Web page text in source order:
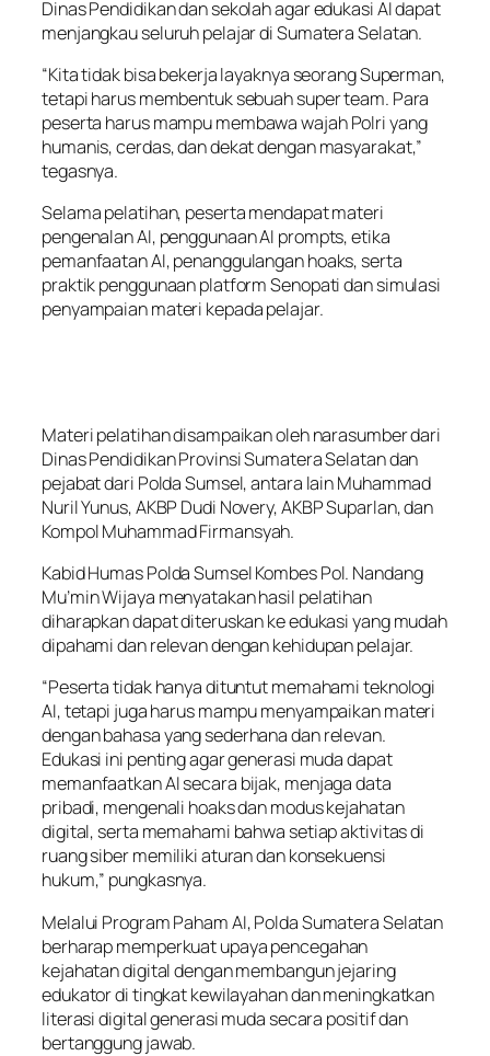
Dinas Pendidikan dan sekolah agar edukasi AI dapat
menjangkau seluruh pelajar di Sumatera Selatan.
“Kita tidak bisa bekerja layaknya seorang Superman,
tetapi harus membentuk sebuah super team. Para
peserta harus mampu membawa wajah Polri yang
humanis, cerdas, dan dekat dengan masyarakat,”
tegasnya.
Selama pelatihan, peserta mendapat materi
pengenalan AI, penggunaan AI prompts, etika
pemanfaatan AI, penanggulangan hoaks, serta
praktik penggunaan platform Senopati dan simulasi
penyampaian materi kepada pelajar.
Materi pelatihan disampaikan oleh narasumber dari
Dinas Pendidikan Provinsi Sumatera Selatan dan
pejabat dari Polda Sumsel, antara lain Muhammad
Nuril Yunus, AKBP Dudi Novery, AKBP Suparlan, dan
Kompol Muhammad Firmansyah.
Kabid Humas Polda Sumsel Kombes Pol. Nandang
Mu’min Wijaya menyatakan hasil pelatihan
diharapkan dapat diteruskan ke edukasi yang mudah
dipahami dan relevan dengan kehidupan pelajar.
“Peserta tidak hanya dituntut memahami teknologi
AI, tetapi juga harus mampu menyampaikan materi
dengan bahasa yang sederhana dan relevan.
Edukasi ini penting agar generasi muda dapat
memanfaatkan AI secara bijak, menjaga data
pribadi, mengenali hoaks dan modus kejahatan
digital, serta memahami bahwa setiap aktivitas di
ruang siber memiliki aturan dan konsekuensi
hukum,” pungkasnya.
Melalui Program Paham AI, Polda Sumatera Selatan
berharap memperkuat upaya pencegahan
kejahatan digital dengan membangun jejaring
edukator di tingkat kewilayahan dan meningkatkan
literasi digital generasi muda secara positif dan
bertanggung jawab.